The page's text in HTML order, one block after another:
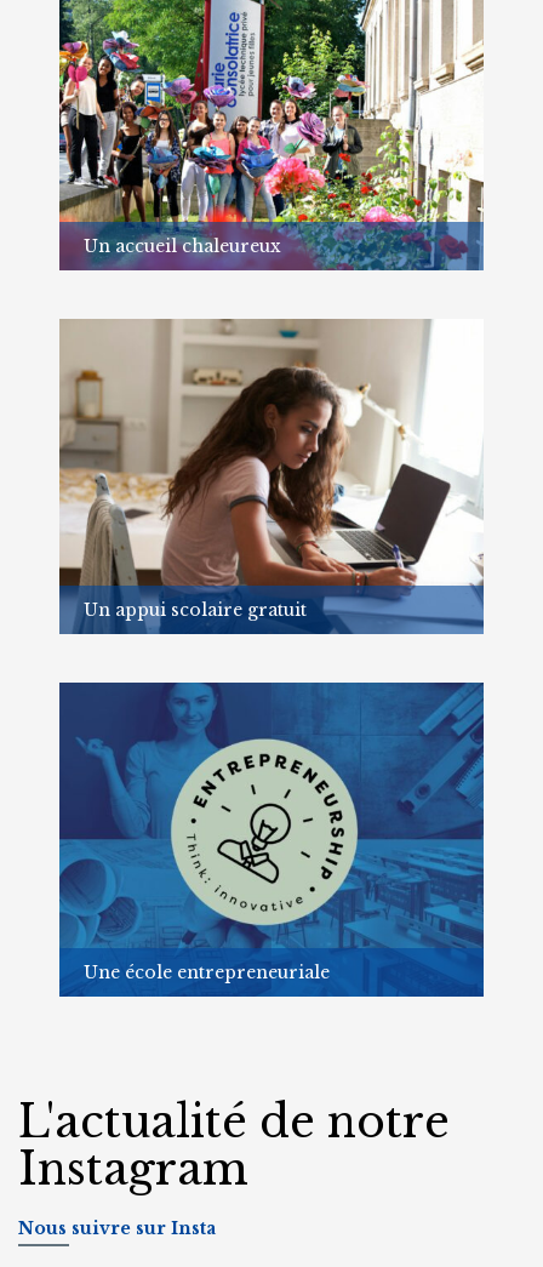
Un accueil chaleureux
classes de 7e
En savoir plus
Un appui scolaire gratuit
complètement gratuit.
En savoir plus
Une école entrepreneuriale
L'actualité de notre
Instagram
Nous suivre sur Insta